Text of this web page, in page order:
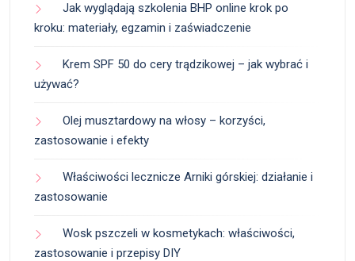
Jak wyglądają szkolenia BHP online krok po
kroku: materiały, egzamin i zaświadczenie
Krem SPF 50 do cery trądzikowej – jak wybrać i
używać?
Olej musztardowy na włosy – korzyści,
zastosowanie i efekty
Właściwości lecznicze Arniki górskiej: działanie i
zastosowanie
Wosk pszczeli w kosmetykach: właściwości,
zastosowanie i przepisy DIY